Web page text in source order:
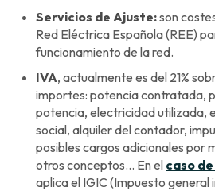
Servicios de Ajuste:son
Red Eléctrica Española (REE)
funcionamiento de la red.
IVA, actualmente es del 21%
importes: potencia contratada,
potencia, electricidad utilizada,
social, alquiler del contador,
posibles cargos adicionales por
otros conceptos… En el caso
aplica el IGIC (Impuesto general